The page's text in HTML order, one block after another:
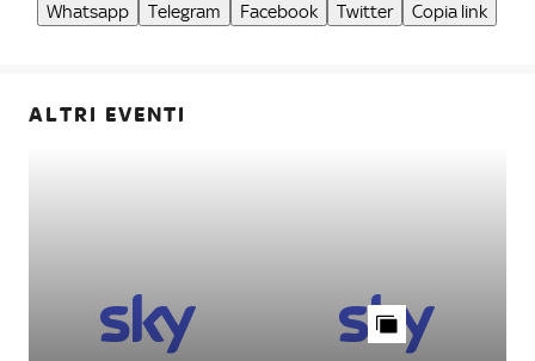
Whatsapp Telegram Facebook Twitter Copia link
ALTRI EVENTI